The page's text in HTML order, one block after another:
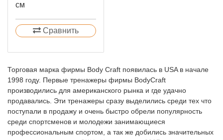
см
Сравнить
Торговая марка фирмы Body Craft появилась в USA в начале
1998 году. Первые тренажеры фирмы BodyCraft
производились для американского рынка и где удачно
продавались. Эти тренажеры сразу выделились среди тех что
поступали в продажу и очень быстро обрели популярность
среди спортсменов и молодежи занимающиеся
профессиональным спортом, а так же добились значительных